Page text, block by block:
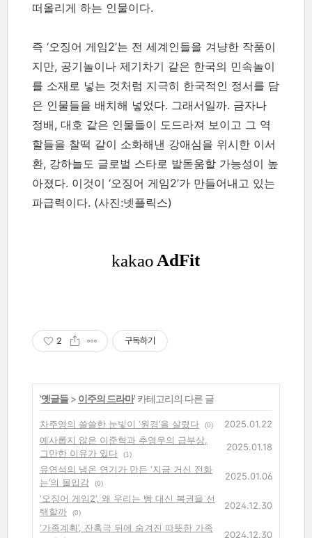
떠올리게 하는 인물이다.
즉 ‘오징어 게임2’는 전 세계인들을 겨냥한 작품이
지만, 공기놀이나 제기차기 같은 한국의 민속놀이
를 소재로 넣는 것처럼 지극히 한국적인 정서를 담
은 인물들을 배치해 넣었다. 그래서일까. 금자나
정배, 대호 같은 인물들이 도드라져 보이고 그 역
할들을 찰떡 같이 소화해낸 강애심을 위시한 이서
환, 강하늘도 글로벌 스타로 발돋움할 가능성이 높
아졌다. 이것이 ‘오징어 게임2’가 만들어내고 있는
파급력이다. (사진:넷플릭스)
2 구독하기
'옛글들> 이주의 드라마' 카테고리의 다른 글
차주영의 쓸쓸한 눈빛이 ‘원경’을 살렸다 (0)
2025.01.22
예사롭지 않은 이준혁과 추영우의 급부상,
그만한 이유가 있다
(1)
2025.01.18
유연석의 냉온 연기가 만든 ‘지금 거신 전화
는’의 몰입감
(0)
2025.01.06
‘오징어 게임2’, 왜 우리는 빵 대신 복권을 선
택할까
(0)
2024.12.30
‘가족계획’, 잔혹극 뒤에 숨겨진 따뜻한 가족
2024.12.30